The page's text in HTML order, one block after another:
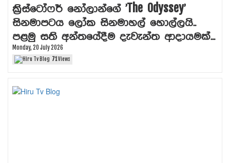
ක්‍රිස්ටෝෆර් නෝලාන්ගේ 'The Odyssey'
සිනමාපටය ලෝක සිනමාහල් හොල්ලයි..
පළමු සති අන්තයේදීම දැවැන්ත ආදායමක්...
Monday, 20 July 2026
71Views